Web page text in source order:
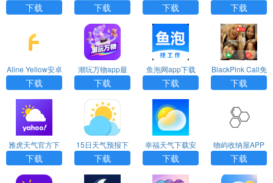
板
下载
p下载
下载
手机版
下载
版
下载
Aline Yellow安卓
安装包下载
下载
潮玩万物app最
新手机应用下载
下载
鱼泡网app下载
下载
BlackPink Call免
费版下载
下载
雅虎天气官方下
载最新版
下载
15日天气预报下
载最新版
下载
幸福天气下载安
装最新版
下载
物屿收纳屋APP
安卓版免费下载
下载